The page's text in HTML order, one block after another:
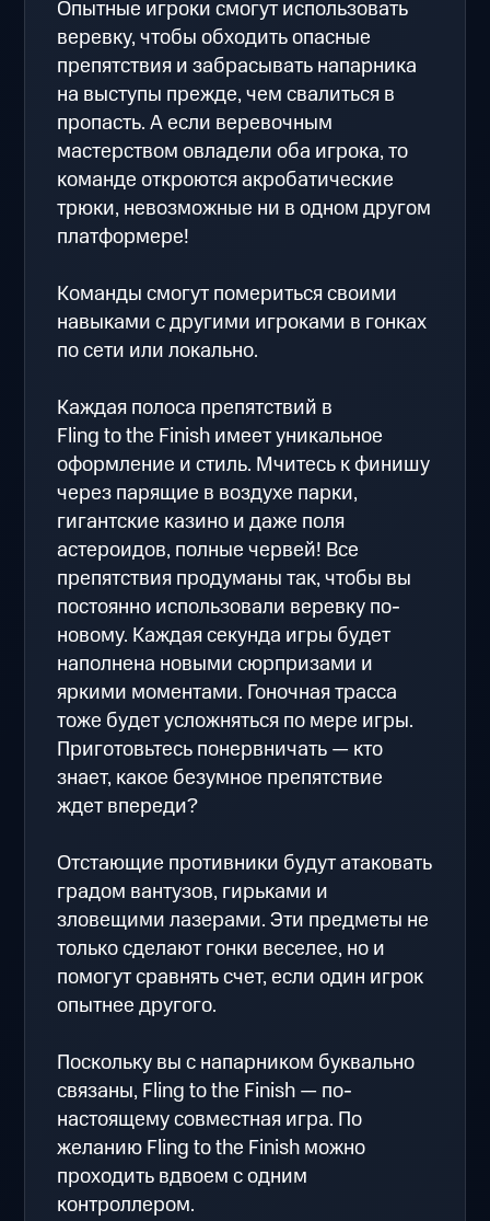
Опытные игроки смогут использовать
веревку, чтобы обходить опасные
препятствия и забрасывать напарника
на выступы прежде, чем свалиться в
пропасть. А если веревочным
мастерством овладели оба игрока, то
команде откроются акробатические
трюки, невозможные ни в одном другом
платформере!
Команды смогут помериться своими
навыками с другими игроками в гонках
по сети или локально.
Каждая полоса препятствий в
Fling to the Finish имеет уникальное
оформление и стиль. Мчитесь к финишу
через парящие в воздухе парки,
гигантские казино и даже поля
астероидов, полные червей! Все
препятствия продуманы так, чтобы вы
постоянно использовали веревку по-
новому. Каждая секунда игры будет
наполнена новыми сюрпризами и
яркими моментами. Гоночная трасса
тоже будет усложняться по мере игры.
Приготовьтесь понервничать — кто
знает, какое безумное препятствие
ждет впереди?
Отстающие противники будут атаковать
градом вантузов, гирьками и
зловещими лазерами. Эти предметы не
только сделают гонки веселее, но и
помогут сравнять счет, если один игрок
опытнее другого.
Поскольку вы с напарником буквально
связаны, Fling to the Finish — по-
настоящему совместная игра. По
желанию Fling to the Finish можно
проходить вдвоем с одним
контроллером.